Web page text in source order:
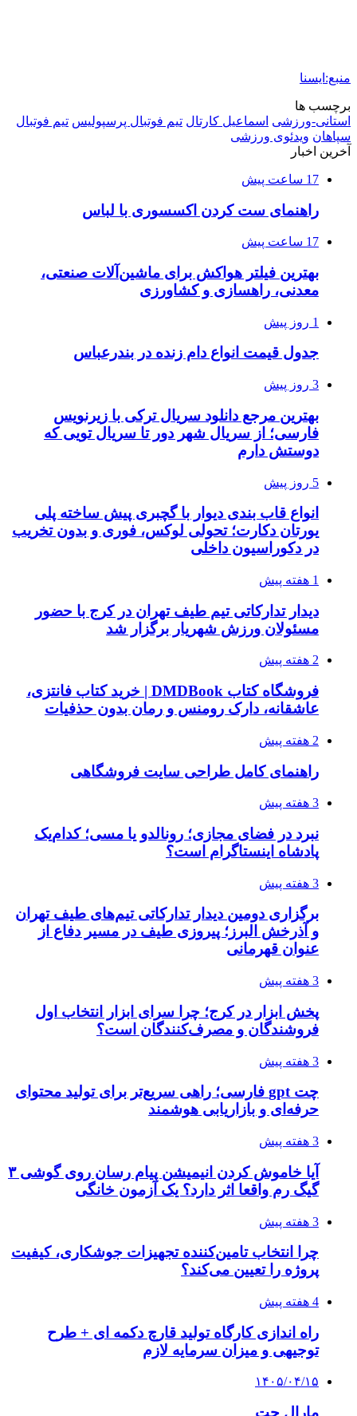
منبع:ایسنا
برچسب ها
استانی-ورزشی اسماعیل کارتال تيم فوتبال پرسپوليس تيم فوتبال
سپاهان ویدئوی ورزشی
آخرین اخبار
17 ساعت پیش
راهنمای ست کردن اکسسوری با لباس
17 ساعت پیش
بهترین فیلتر هواکش برای ماشین‌آلات صنعتی،
معدنی، راهسازی و کشاورزی
1 روز پیش
جدول قیمت انواع دام زنده در بندرعباس
3 روز پیش
بهترین مرجع دانلود سریال ترکی با زیرنویس
فارسی؛ از سریال شهر دور تا سریال تویی که
دوستش دارم
5 روز پیش
انواع قاب بندی دیوار با گچبری پیش ساخته پلی
یورتان دکارت؛ تحولی لوکس، فوری و بدون تخریب
در دکوراسیون داخلی
1 هفته پیش
دیدار تدارکاتی تیم طیف تهران در کرج با حضور
مسئولان ورزش شهریار برگزار شد
2 هفته پیش
فروشگاه کتاب DMDBook | خرید کتاب فانتزی،
عاشقانه، دارک رومنس و رمان بدون حذفیات
2 هفته پیش
راهنمای کامل طراحی سایت فروشگاهی
3 هفته پیش
نبرد در فضای مجازی؛ رونالدو یا مسی؛ کدام‌یک
پادشاه اینستاگرام است؟
3 هفته پیش
برگزاری دومین دیدار تدارکاتی تیم‌های طیف تهران
و آذرخش البرز؛ پیروزی طیف در مسیر دفاع از
عنوان قهرمانی
3 هفته پیش
پخش ابزار در کرج؛ چرا سرای ابزار انتخاب اول
فروشندگان و مصرف‌کنندگان است؟
3 هفته پیش
چت gpt فارسی؛ راهی سریع‌تر برای تولید محتوای
حرفه‌ای و بازاریابی هوشمند
3 هفته پیش
آیا خاموش کردن انیمیشن پیام رسان روی گوشی ۳
گیگ رم واقعا اثر دارد؟ یک آزمون خانگی
3 هفته پیش
چرا انتخاب تامین‌کننده تجهیزات جوشکاری، کیفیت
پروژه را تعیین می‌کند؟
4 هفته پیش
راه اندازی کارگاه تولید قارچ دکمه ای + طرح
توجیهی و میزان سرمایه لازم
۱۴۰۵/۰۴/۱۵
مارال چت